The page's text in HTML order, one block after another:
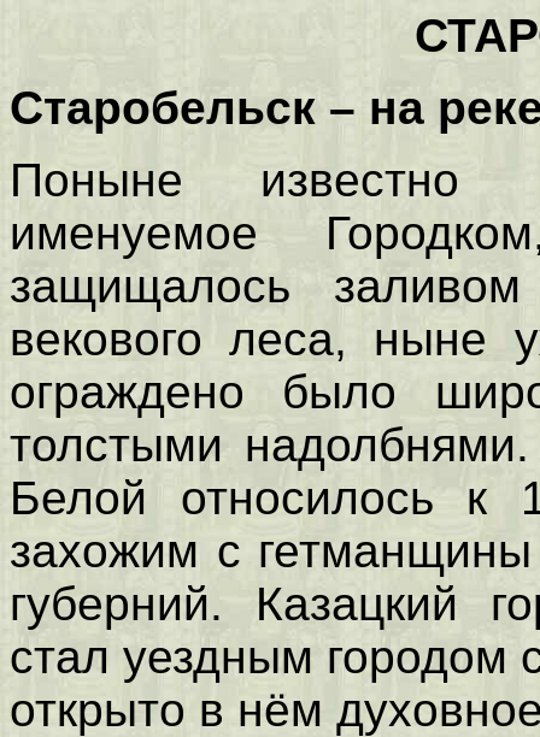
Старобельск – на
Поныне известно
именуемое
защищалось
векового леса, ныне
ограждено было
толстыми
Белой относилось к
захожим с гетманщины
губерний. Казацкий
стал уездным городом
открыто в нём